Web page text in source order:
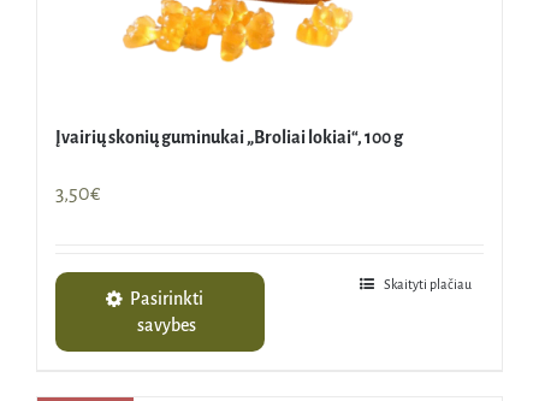
Įvairių skonių guminukai „Broliai lokiai“, 100 g
3,50€
Pasirinkti
savybes
Skaityti plačiau